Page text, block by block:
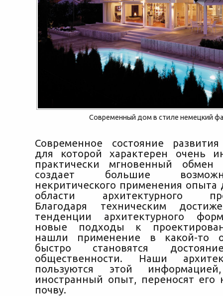
Современный дом в стиле немецкий
Современное состояние
для которой характерен очень
практически мгновенный обмен
создает большие
некритического применения опыта
области архитектурного
Благодаря техническим
тенденции архитектурного
новые подходы к
нашли применение в какой-то
быстро становятся
общественности. Наши
пользуются этой
иностранный опыт, переносят его
почву.